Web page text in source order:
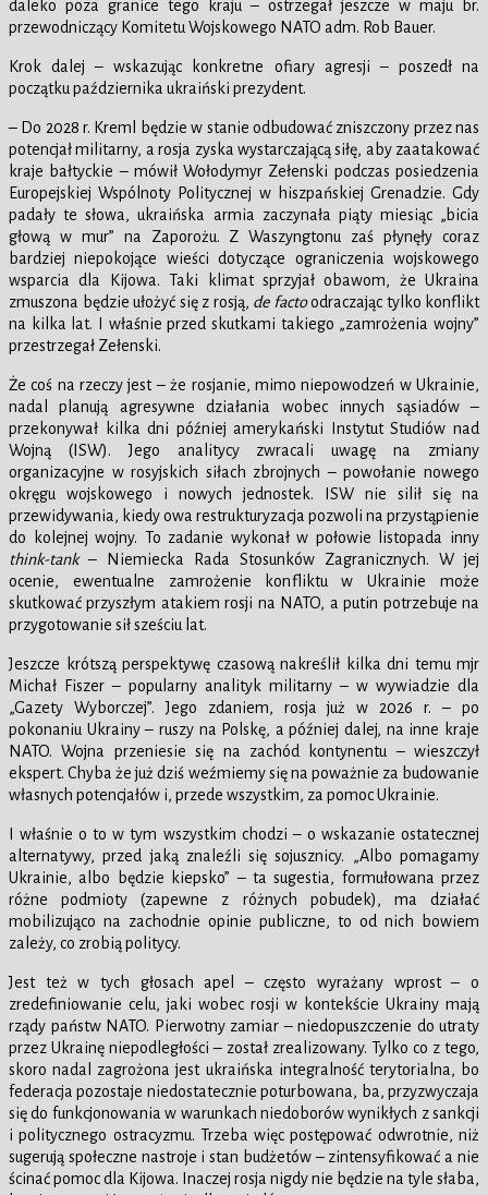
daleko poza granice tego kraju – ostrzegał jeszcze w maju br.
przewodniczący Komitetu Wojskowego NATO adm. Rob Bauer.
Krok dalej – wskazując konkretne ofiary agresji – poszedł na
początku października ukraiński prezydent.
– Do 2028 r. Kreml będzie w stanie odbudować zniszczony przez nas
potencjał militarny, a rosja zyska wystarczającą siłę, aby zaatakować
kraje bałtyckie – mówił Wołodymyr Zełenski podczas posiedzenia
Europejskiej Wspólnoty Politycznej w hiszpańskiej Grenadzie. Gdy
padały te słowa, ukraińska armia zaczynała piąty miesiąc „bicia
głową w mur” na Zaporożu. Z Waszyngtonu zaś płynęły coraz
bardziej niepokojące wieści dotyczące ograniczenia wojskowego
wsparcia dla Kijowa. Taki klimat sprzyjał obawom, że Ukraina
zmuszona będzie ułożyć się z rosją, de factoodraczając tylko konflikt
na kilka lat. I właśnie przed skutkami takiego „zamrożenia wojny”
przestrzegał Zełenski.
Że coś na rzeczy jest – że rosjanie, mimo niepowodzeń w Ukrainie,
nadal planują agresywne działania wobec innych sąsiadów –
przekonywał kilka dni później amerykański Instytut Studiów nad
Wojną (ISW). Jego analitycy zwracali uwagę na zmiany
organizacyjne w rosyjskich siłach zbrojnych – powołanie nowego
okręgu wojskowego i nowych jednostek. ISW nie silił się na
przewidywania, kiedy owa restrukturyzacja pozwoli na przystąpienie
do kolejnej wojny. To zadanie wykonał w połowie listopada inny
think-tank– Niemiecka Rada Stosunków Zagranicznych. W jej
ocenie, ewentualne zamrożenie konfliktu w Ukrainie może
skutkować przyszłym atakiem rosji na NATO, a putin potrzebuje na
przygotowanie sił sześciu lat.
Jeszcze krótszą perspektywę czasową nakreślił kilka dni temu mjr
Michał Fiszer – popularny analityk militarny – w wywiadzie dla
„Gazety Wyborczej”. Jego zdaniem, rosja już w 2026 r. – po
pokonaniu Ukrainy – ruszy na Polskę, a później dalej, na inne kraje
NATO. Wojna przeniesie się na zachód kontynentu – wieszczył
ekspert. Chyba że już dziś weźmiemy się na poważnie za budowanie
własnych potencjałów i, przede wszystkim, za pomoc Ukrainie.
I właśnie o to w tym wszystkim chodzi – o wskazanie ostatecznej
alternatywy, przed jaką znaleźli się sojusznicy. „Albo pomagamy
Ukrainie, albo będzie kiepsko” – ta sugestia, formułowana przez
różne podmioty (zapewne z różnych pobudek), ma działać
mobilizująco na zachodnie opinie publiczne, to od nich bowiem
zależy, co zrobią politycy.
Jest też w tych głosach apel – często wyrażany wprost – o
zredefiniowanie celu, jaki wobec rosji w kontekście Ukrainy mają
rządy państw NATO. Pierwotny zamiar – niedopuszczenie do utraty
przez Ukrainę niepodległości – został zrealizowany. Tylko co z tego,
skoro nadal zagrożona jest ukraińska integralność terytorialna, bo
federacja pozostaje niedostatecznie poturbowana, ba, przyzwyczaja
się do funkcjonowania w warunkach niedoborów wynikłych z sankcji
i politycznego ostracyzmu. Trzeba więc postępować odwrotnie, niż
sugerują społeczne nastroje i stan budżetów – zintensyfikować a nie
ścinać pomoc dla Kijowa. Inaczej rosja nigdy nie będzie na tyle słaba,